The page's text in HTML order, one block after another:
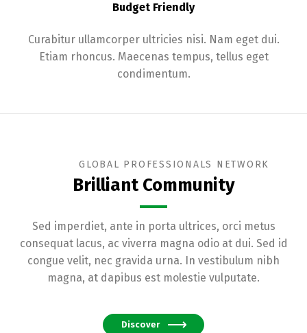
Budget Friendly
Curabitur ullamcorper ultricies nisi. Nam eget dui.
Etiam rhoncus. Maecenas tempus, tellus eget
condimentum.
GLOBAL PROFESSIONALS NETWORK
Brilliant Community
Sed imperdiet, ante in porta ultrices, orci metus
consequat lacus, ac viverra magna odio at dui. Sed id
congue velit, nec gravida urna. In vestibulum nibh
magna, at dapibus est molestie vulputate.
Discover